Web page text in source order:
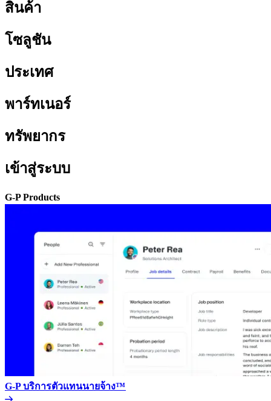
สินค้า​​
โซลูชัน​​
ประเทศ​​
พาร์ทเนอร์​​
ทรัพยากร​​
เข้าสู่ระบบ​​
G-P Products​​
G-P บริการตัวแทนนายจ้าง™​​